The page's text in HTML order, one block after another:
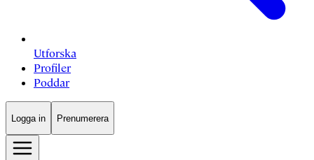
Utforska
Profiler
Poddar
Logga in Prenumerera